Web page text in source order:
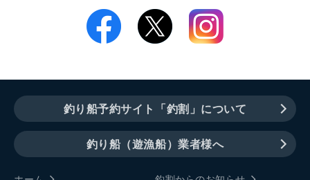
釣り船予約サイト「釣割」について
釣り船（遊漁船）業者様へ